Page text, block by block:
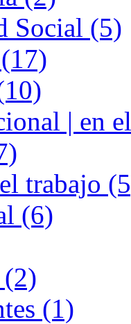
Social (5)
| en
trabajo
(6)
(1)